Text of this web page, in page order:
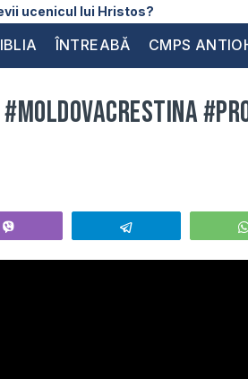
ucenicul lui Hristos?
ÎNTREABĂ CMPS